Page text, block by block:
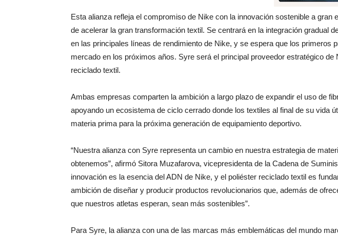
Esta alianza refleja el compromiso de Nike con la innovación sostenible a gran
de acelerar la gran transformación textil. Se centrará en la integración gradual
en las principales líneas de rendimiento de Nike, y se espera que los primeros
mercado en los próximos años. Syre será el principal proveedor estratégico de
reciclado textil.
Ambas empresas comparten la ambición a largo plazo de expandir el uso de
apoyando un ecosistema de ciclo cerrado donde los textiles al final de su vida
materia prima para la próxima generación de equipamiento deportivo.
“Nuestra alianza con Syre representa un cambio en nuestra estrategia de
obtenemos”, afirmó Sitora Muzafarova, vicepresidenta de la Cadena de
innovación es la esencia del ADN de Nike, y el poliéster reciclado textil es
ambición de diseñar y producir productos revolucionarios que, además de
que nuestros atletas esperan, sean más sostenibles”.
Para Syre, la alianza con una de las marcas más emblemáticas del mundo